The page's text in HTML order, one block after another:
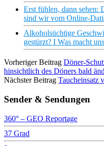
Erst fühlen, dann sehen:
sind wir vom Online-
Alkoholsüchtige
gestürzt? I Was macht
Vorheriger Beitrag Döner-
hinsichtlich des Döners bald
Nächster Beitrag Taucheinsatz
Sender & Sendungen
360° – GEO Reportage
37 Grad